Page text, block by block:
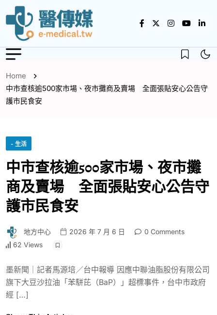
Home
中市查核逾500家市場、夜市攤商及賣場 全面張貼安心公告守
護市民食安
- 生活
中市查核逾500家市場、夜市攤
商及賣場 全面張貼安心公告守
護市民食安
地方中心 2026 年 7 月 6 日
0 Comments
62 Views
墨新聞｜記者馬源培／台中報導 因應中聯油脂股份有限公司
旗下大豆沙拉油「苯駢芘（BaP）」超標事件，台中市政府
經 […]